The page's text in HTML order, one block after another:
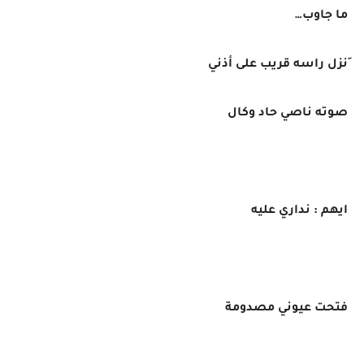
ما جاوب…
َنزل راسه قريب على أذني
صوته ناصي حاد وكال
ايهم : نداري عليه
فتحت عيوني مصدومة